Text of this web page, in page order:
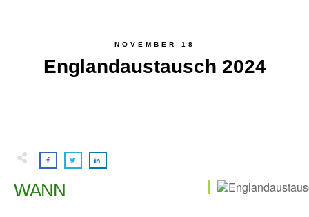
NOVEMBER 18
Englandaustausch 2024
WANN